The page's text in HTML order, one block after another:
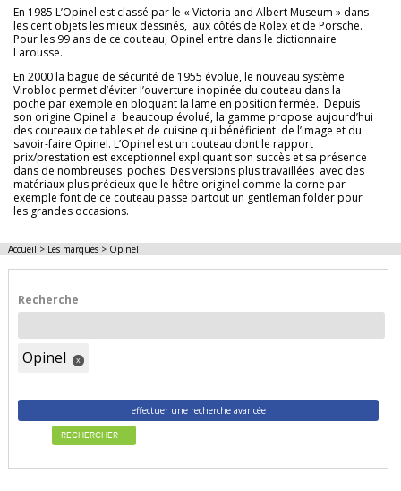
En 1985 L’Opinel est classé par le « Victoria and Albert Museum » dans
les cent objets les mieux dessinés, aux côtés de Rolex et de Porsche.
Pour les 99 ans de ce couteau, Opinel entre dans le dictionnaire
Larousse.
En 2000 la bague de sécurité de 1955 évolue, le nouveau système
Virobloc permet d’éviter l’ouverture inopinée du couteau dans la
poche par exemple en bloquant la lame en position fermée. Depuis
son origine Opinel a beaucoup évolué, la gamme propose aujourd’hui
des couteaux de tables et de cuisine qui bénéficient de l’image et du
savoir-faire Opinel. L’Opinel est un couteau dont le rapport
prix/prestation est exceptionnel expliquant son succès et sa présence
dans de nombreuses poches. Des versions plus travaillées avec des
matériaux plus précieux que le hêtre originel comme la corne par
exemple font de ce couteau passe partout un gentleman folder pour
les grandes occasions.
Accueil > Les marques> Opinel
Recherche
Opinel x
effectuer une recherche avancée
RECHERCHER